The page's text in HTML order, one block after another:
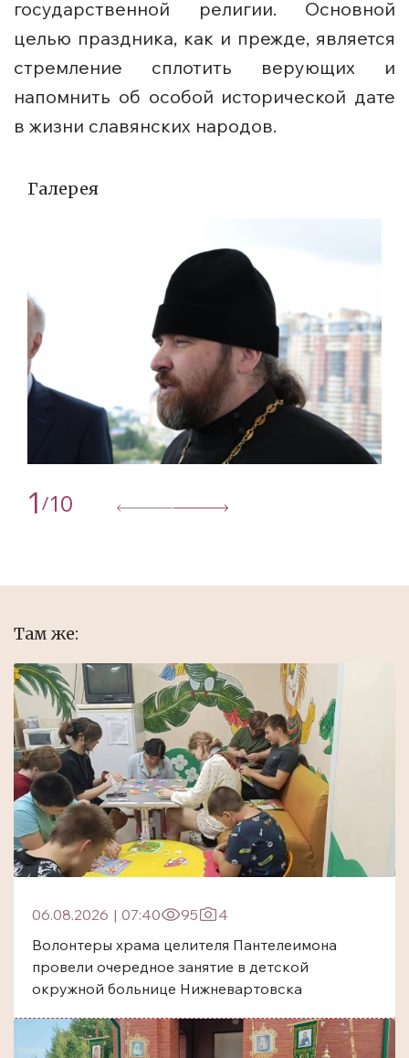
государственной религии. Основной
целью праздника, как и прежде, является
стремление сплотить верующих и
напомнить об особой исторической дате
в жизни славянских народов.
Галерея
1 /10
Там же:
06.08.2026 | 07:40 95
4
Волонтеры храма целителя Пантелеимона
провели очередное занятие в детской
окружной больнице Нижневартовска